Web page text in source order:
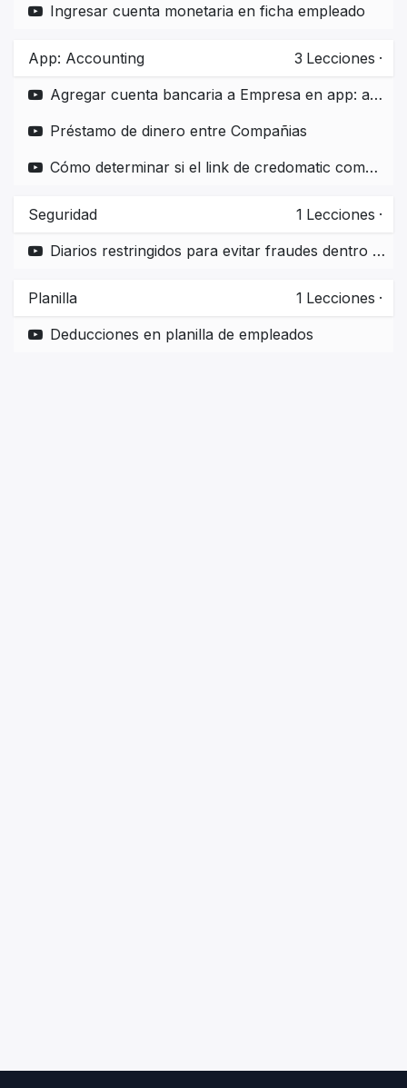
Ingresar cuenta monetaria en ficha empleado
App: Accounting 3 Lecciones ·
Agregar cuenta bancaria a Empresa en app: accounting
Préstamo de dinero entre Compañias
Cómo determinar si el link de credomatic compass está funcionando correctamente
Seguridad 1 Lecciones ·
Diarios restringidos para evitar fraudes dentro de la Empresa
Planilla 1 Lecciones ·
Deducciones en planilla de empleados